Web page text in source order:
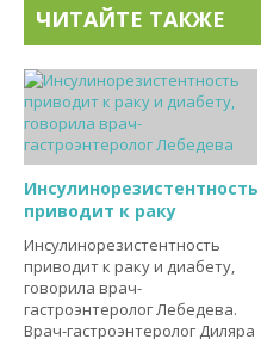
ЧИТАЙТЕ ТАКЖЕ
Инсулинорезистентность
приводит к раку
Инсулинорезистентность
приводит к раку и диабету,
говорила врач-
гастроэнтеролог Лебедева.
Врач-гастроэнтеролог Диляра